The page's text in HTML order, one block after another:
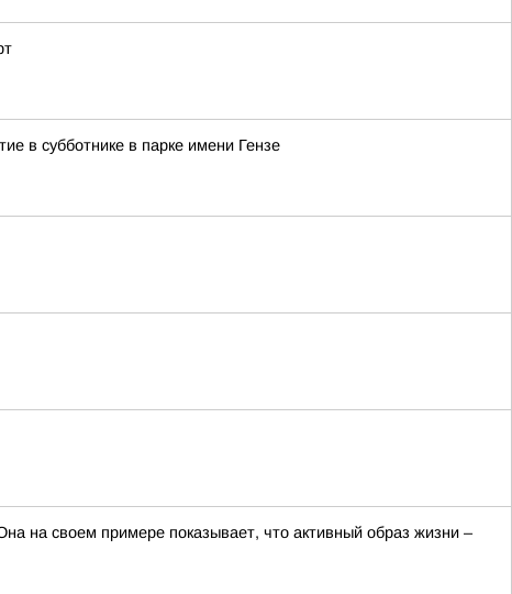
в субботнике в парке имени Гензе
на своем примере показывает, что активный образ жизни –